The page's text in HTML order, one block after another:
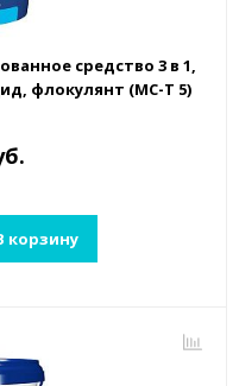
средство 3 в 1,
флокулянт (MC-T 5)
корзину